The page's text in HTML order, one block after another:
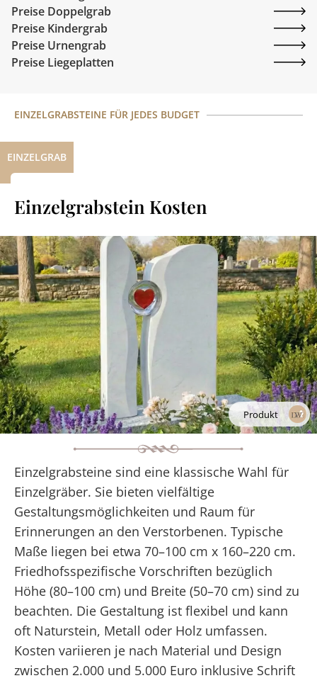
Preise Doppelgrab
Preise Kindergrab
Preise Urnengrab
Preise Liegeplatten
EINZELGRABSTEINE FÜR JEDES BUDGET
EINZELGRAB
Einzelgrabstein Kosten
Produkt
Einzelgrabsteine sind eine klassische Wahl für
Einzelgräber. Sie bieten vielfältige
Gestaltungsmöglichkeiten und Raum für
Erinnerungen an den Verstorbenen. Typische
Maße liegen bei etwa 70–100 cm x 160–220 cm.
Friedhofsspezifische Vorschriften bezüglich
Höhe (80–100 cm) und Breite (50–70 cm) sind zu
beachten. Die Gestaltung ist flexibel und kann
oft Naturstein, Metall oder Holz umfassen.
Kosten variieren je nach Material und Design
zwischen 2.000 und 5.000 Euro inklusive Schrift